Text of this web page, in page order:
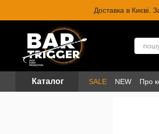
Перейти до основного контентуДоставка в Києві.
Каталог SALE NEW Про